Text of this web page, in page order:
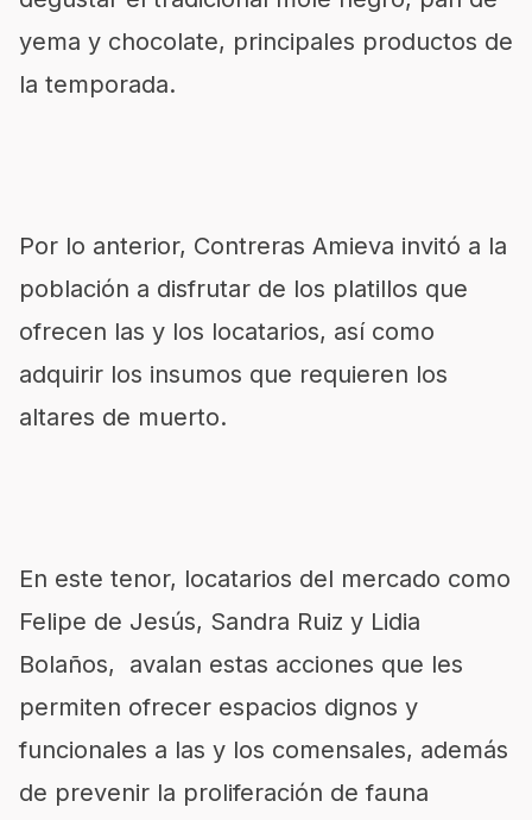
yema y chocolate, principales productos de
la temporada.
Por lo anterior, Contreras Amieva invitó a la
población a disfrutar de los platillos que
ofrecen las y los locatarios, así como
adquirir los insumos que requieren los
altares de muerto.
En este tenor, locatarios del mercado como
Felipe de Jesús, Sandra Ruiz y Lidia
Bolaños, avalan estas acciones que les
permiten ofrecer espacios dignos y
funcionales a las y los comensales, además
de prevenir la proliferación de fauna